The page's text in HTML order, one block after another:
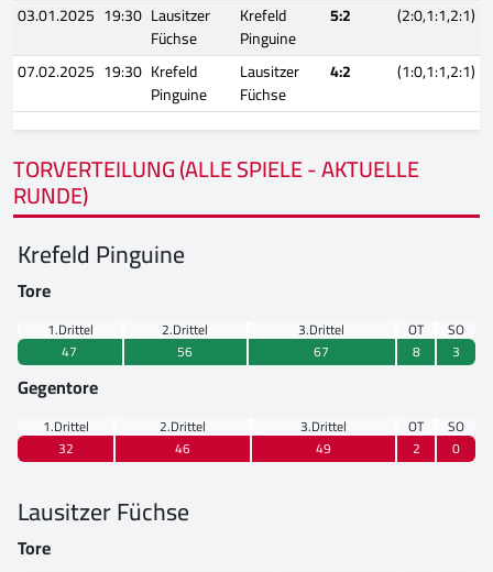
03.01.2025 19:30 Lausitzer
Füchse
Krefeld
Pinguine
5:2
(2:0,1:1,2:1)
07.02.2025 19:30 Krefeld
Pinguine
Lausitzer
Füchse
4:2 (1:0,1:1,2:1)
TORVERTEILUNG (ALLE SPIELE - AKTUELLE
RUNDE)
Krefeld Pinguine
Tore
1.Drittel 2.Drittel 3.Drittel OT
SO
47
56 67 8 3
Gegentore
1.Drittel 2.Drittel 3.Drittel OT
SO
32
46 49 2 0
Lausitzer Füchse
Tore